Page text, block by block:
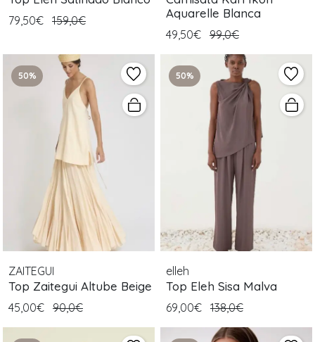
79,50€ 159,0€
Aquarelle Blanca
49,50€ 99,0€
50%
ZAITEGUI
Top Zaitegui Altube Beige
45,00€ 90,0€
50%
elleh
Top Eleh Sisa Malva
69,00€ 138,0€